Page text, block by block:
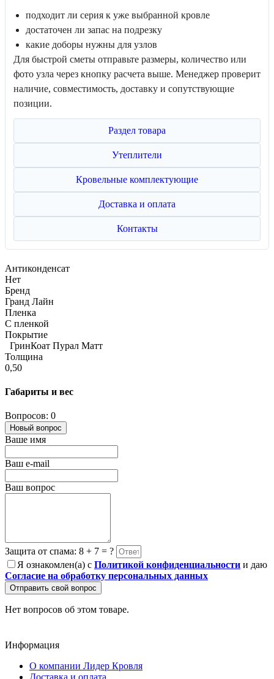
подходит ли серия к уже выбранной кровле
достаточен ли запас на подрезку
какие доборы нужны для узлов
Для быстрой сметы отправьте размеры, количество или
фото узла через кнопку расчета выше. Менеджер проверит
наличие, совместимость, доставку и сопутствующие
позиции.
Раздел товара
Утеплители
Кровельные комплектующие
Доставка и оплата
Контакты
Антиконденсат
Нет
Бренд
Гранд Лайн
Пленка
С пленкой
Покрытие
ГринКоат Пурал Матт
Толщина
0,50
Габариты и вес
Вопросов: 0
Новый вопрос
Ваше имя
Ваш e-mail
Ваш вопрос
Защита от спама: 8 + 7 = ?
Я ознакомлен(а) с Политикой конфиденциальности и даю
Согласие на обработку персональных данных
Отправить свой вопрос
Нет вопросов об этом товаре.
Информация
О компании Лидер Кровля